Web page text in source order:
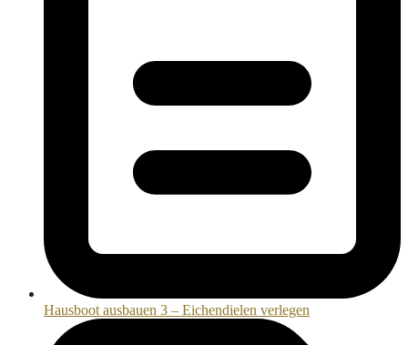
Hausboot ausbauen 3 – Eichendielen verlegen